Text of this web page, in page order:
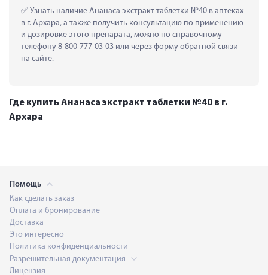
Узнать наличие Ананаса экстракт таблетки №40 в аптеках
в г. Архара, а также получить консультацию по применению
и дозировке этого препарата, можно по справочному
телефону 8-800-777-03-03 или через форму обратной связи
на сайте.
Где купить Ананаса экстракт таблетки №40 в г.
Архара
Помощь
Как сделать заказ
Оплата и бронирование
Доставка
Это интересно
Политика конфиденциальности
Разрешительная документация
Лицензия